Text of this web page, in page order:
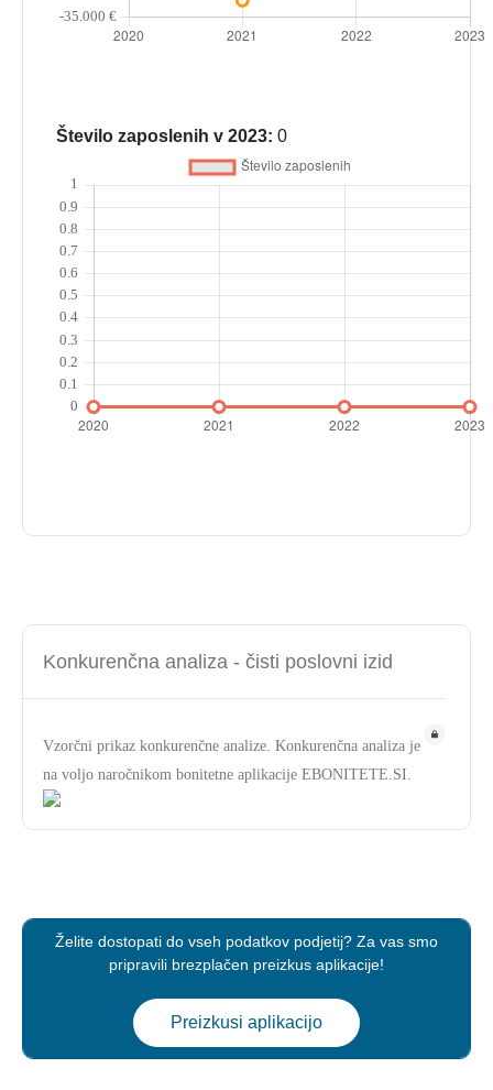
Število zaposlenih v 2023: 0
Konkurenčna analiza - čisti poslovni izid
Vzorčni prikaz konkurenčne analize. Konkurenčna analiza je
na voljo naročnikom bonitetne aplikacije EBONITETE.SI.
Želite dostopati do vseh podatkov podjetij? Za vas smo
pripravili brezplačen preizkus aplikacije!
Preizkusi aplikacijo